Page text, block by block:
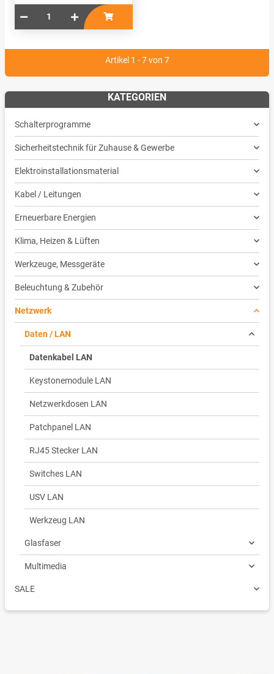
Artikel 1 - 7 von 7
KATEGORIEN
Schalterprogramme
Sicherheitstechnik für Zuhause & Gewerbe
Elektroinstallationsmaterial
Kabel / Leitungen
Erneuerbare Energien
Klima, Heizen & Lüften
Werkzeuge, Messgeräte
Beleuchtung & Zubehör
Netzwerk
Daten / LAN
Datenkabel LAN
Keystonemodule LAN
Netzwerkdosen LAN
Patchpanel LAN
RJ45 Stecker LAN
Switches LAN
USV LAN
Werkzeug LAN
Glasfaser
Multimedia
SALE